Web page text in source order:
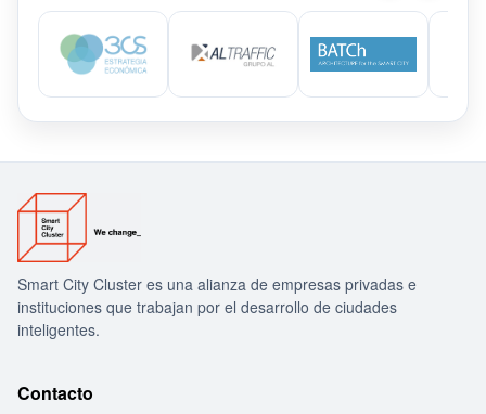
Smart City Cluster es una alianza de empresas privadas e
instituciones que trabajan por el desarrollo de ciudades
inteligentes.
Contacto